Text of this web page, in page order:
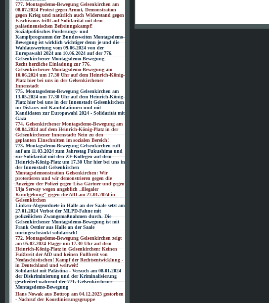
777. Montagsdemo-Bewegung Gelsenkirchen am
08.07.2024 Protest gegen Armut, Demonstration
gegen Krieg und natürlich auch Widerstand gegen
Faschismus trifft auf Solidarität mit dem
palästinensischen Befreiungskampf!
Sozialpolitisches Forderungs- und
Kampfprogramm der Bundesweiten Montagsdemo-
Bewegung ist wirklich wichtiger denn je und die
Wahlauswertung vom 09.06.2024 von der
Europawahl 2024 am 10.06.2024 auf der 776.
Gelsenkirchener Montagsdemo-Bewegung
Recht herzliche Einladung zur 776.
Gelsenkirchener Montagsdemo-Bewegung am
10.06.2024 um 17.30 Uhr auf dem Heinrich-König-
Platz hier bei uns in der Gelsenkirchener
Innenstadt
775. Montagsdemo-Bewegung Gelsenkirchen am
13.05.2024 um 17.30 Uhr auf dem Heinrich-König-
Platz hier bei uns in der Innenstadt Gelsenkirchen
im Diskurs mit Kandidatinnen und mit
Kandidaten zur Europawahl 2024 - Solidarität mit
Gaza
774. Gelsenkirchener Montagsdemo-Bewegung am
08.04.2024 auf dem Heinrich-König-Platz in der
Gelsenkirchener Innenstadt: Nein zu den
geplanten Einschnitten im sozialen Bereich!
773. Montagsdemo-Bewegung Gelsenkirchen ruft
auf am 11.03.2024 zum Jahrestag Fukushima und
zur Solidarität mit den ZF-Kollegen auf dem
Heinrich-König-Platz um 17.30 Uhr hier bei uns in
der Innenstadt Gelsenkirchen
Montagsdemonstration Gelsenkirchen: Wir
protestieren und wir demonstrieren gegen die
Anzeigen der Polizei gegen Lisa Gärtner und gegen
Ulja Serway wegen angeblich „illegaler
Kundgebung“ gegen die AfD am 27.01.2024 in
Gelsenkirchen
Linken-Abgeordnete in Halle an der Saale setzt am
27.01.2024 Verbot der MLPD-Fahne mit
polizeilichen Zwangsmaßnahmen durch. Die
Gelsenkirchener Montagsdemo-Bewegung ist mit
Frank Oettler aus Halle an der Saale
uneingeschränkt solidarisch!
772. Montagsdemo-Bewegung Gelsenkirchen zeigt
am 05.02.2024 Flagge um 17.30 Uhr auf dem
Heinrich-König-Platz in Gelsenkirchen: Keinen
Fußbreit der AfD und keinen Fußbreit von
Neofaschistischen! Kampf der Rechtsentwicklung -
in Deutschland und weltweit!
Solidarität mit Palästina - Versuch am 08.01.2024
der Diskriminierung und der Kriminalisierung
gescheitert während der 771. Gelsenkirchener
Montagsdemo-Bewegung
Hans Nowak aus Bottrop am 04.12.2023 gestorben
- Nachruf der Koordinierungsgruppe